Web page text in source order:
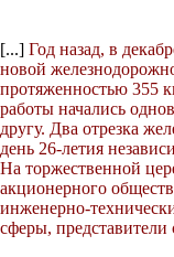
[...] Год назад, в
новой
протяженностью 355
работы начались
другу. Два отрезка
день 26-летия
На торжественной
акционерного
инженерно-
сферы,